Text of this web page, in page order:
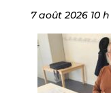
7 août 2026 10